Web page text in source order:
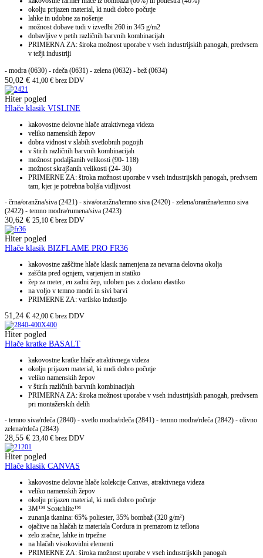
okolju prijazen material, ki nudi dobro počutje
lahke in udobne za nošenje
možnost dobave tudi v izvedbi 260 in 345 g/m2
dobavljive v petih različnih barvnih kombinacijah
PRIMERNA ZA: široka možnost uporabe v vseh industrijskih panogah, predvsem
v težji industriji
- modra (0630) - rdeča (0631) - zelena (0632) - bež (0634)
50,02 € 41,00 € brez DDV
Hiter pogled
Hlače klasik VISLINE
kakovostne delovne hlače atraktivnega videza
veliko namenskih žepov
dobra vidnost v slabih svetlobnih pogojih
v štirih različnih barvnih kombinacijah
možnost podaljšanih velikosti (90- 118)
možnost skrajšanih velikosti (24- 30)
PRIMERNE ZA: široka možnost uporabe v vseh industrijskih panogah, predvsem
tam, kjer je potrebna boljša vidljivost
- črna/oranžna/siva (2421) - siva/oranžna/temno siva (2420) - zelena/oranžna/temno siva
(2422) - temno modra/rumena/siva (2423)
30,62 € 25,10 € brez DDV
Hiter pogled
Hlače klasik BIZFLAME PRO FR36
kakovostne zaščitne hlače klasik namenjena za nevarna delovna okolja
zaščita pred ognjem, varjenjem in statiko
žep za meter, en zadni žep, udoben pas z dodano elastiko
na voljo v temno modri in sivi barvi
PRIMERNE ZA: varilsko industijo
51,24 € 42,00 € brez DDV
Hiter pogled
Hlače kratke BASALT
kakovostne kratke hlače atraktivnega videza
okolju prijazen material, ki nudi dobro počutje
veliko namenskih žepov
v štirih različnih barvnih kombinacijah
PRIMERNA ZA: široka možnost uporabe v vseh industrijskih panogah, predvsem
pri montažerskih delih
- temno siva/rdeča (2840) - svetlo modra/rdeča (2841) - temno modra/rdeča (2842) - olivno
zelena/rdeča (2843)
28,55 € 23,40 € brez DDV
Hiter pogled
Hlače klasik CANVAS
kakovostne delovne hlače kolekcije Canvas, atraktivnega videza
veliko namenskih žepov
okolju prijazen material, ki nudi dobro počutje
3M™ Scotchlite™
zunanja tkanina: 65% poliester, 35% bombaž (320 g/m²)
ojačitve na hlačah iz materiala Cordura in premazom iz teflona
zelo zračne, lahke in trpežne
na hlačah visokovidni elementi
PRIMERNE ZA: široka možnost uporabe v vseh industrijskih panogah